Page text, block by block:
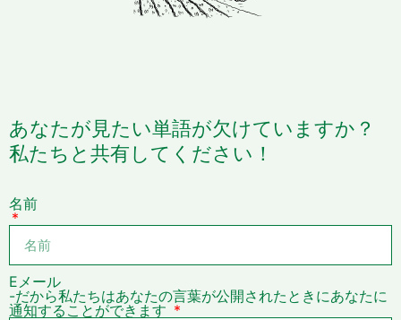
あなたが見たい単語が欠けていますか？
私たちと共有してください！
名前
Eメール
-だから私たちはあなたの言葉が公開されたときにあなたに
通知することができます